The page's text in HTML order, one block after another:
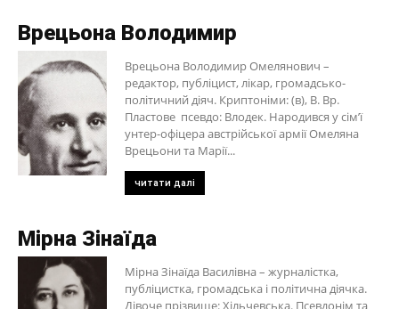
Врецьона Володимир
Врецьона Володимир Омелянович –
редактор, публіцист, лікар, громадсько-
політичний діяч. Криптоніми: (в), В. Вр.
Пластове псевдо: Влодек. Народився у сім’ї
унтер-офіцера австрійської армії Омеляна
Врецьони та Марії...
читати далі
Мірна Зінаїда
Мірна Зінаїда Василівна – журналістка,
публіцистка, громадська і політична діячка.
Дівоче прізвище: Хільчевська. Псевдонім та